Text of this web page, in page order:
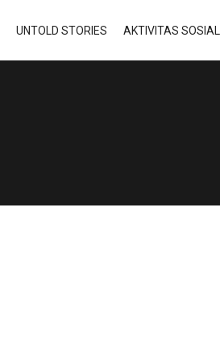
UNTOLD STORIES AKTIVITAS SOSIAL